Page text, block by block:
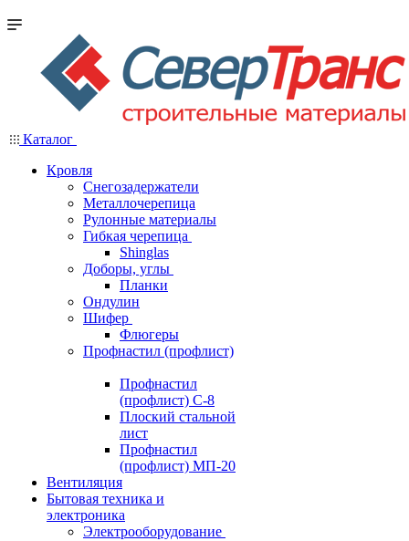
Каталог
Кровля
Снегозадержатели
Металлочерепица
Рулонные материалы
Гибкая черепица
Shinglas
Доборы, углы
Планки
Ондулин
Шифер
Флюгеры
Профнастил (профлист)
Профнастил
(профлист) С-8
Плоский стальной
лист
Профнастил
(профлист) МП-20
Вентиляция
Бытовая техника и
электроника
Электрооборудование